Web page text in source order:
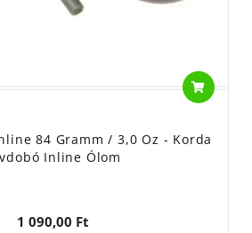
84 Gramm / 3,0 Oz - Korda
Inline Ólom
1 090,00 Ft